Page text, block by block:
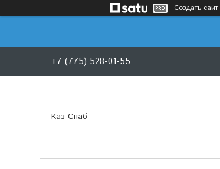
Создать сайт
+7 (775) 528-01-55
Каз Снаб